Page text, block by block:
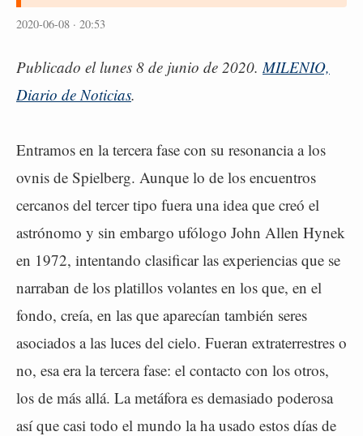
2020-06-08 · 20:53
Publicado el lunes 8 de junio de 2020.MILENIO,
Diario de Noticias.
Entramos en la tercera fase con su resonancia a los
ovnis de Spielberg. Aunque lo de los encuentros
cercanos del tercer tipo fuera una idea que creó el
astrónomo y sin embargo ufólogo John Allen Hynek
en 1972, intentando clasificar las experiencias que se
narraban de los platillos volantes en los que, en el
fondo, creía, en las que aparecían también seres
asociados a las luces del cielo. Fueran extraterrestres o
no, esa era la tercera fase: el contacto con los otros,
los de más allá. La metáfora es demasiado poderosa
así que casi todo el mundo la ha usado estos días de